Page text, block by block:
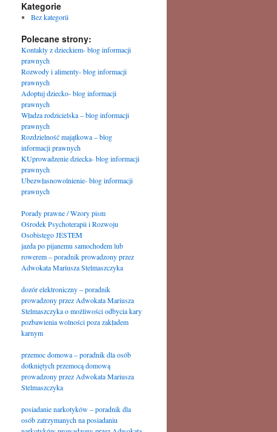
Kategorie
Bez kategorii
Polecane strony:
Kontakty z dzieckiem- blog informacji
prawnych
Rozwody i alimenty- blog informacji
prawnych
Adoptuj dziecko- blog informacji
prawnych
Władza rodzicielska – blog informacji
prawnych
Rozdzielność majątkowa – blog
informacji prawnych
KUprowadzenie dziecka- blog informacji
prawnych
Ubezwłasnowolnienie- blog informacji
prawnych
Porady prawne / Wzory pism
Ośrodek Psychoterapii i Rozwoju
Osobistego JESTEM
jazda po pijanemu samochodem lub
rowerem – poradnik prowadzony przez
Adwokata Mariusza Stelmaszczyka
dozór elektroniczny – poradnik
prowadzony przez Adwokata Mariusza
Stelmaszczyka o możliwości odbycia kary
pozbawienia wolności poza zakładem
karnym
przemoc domowa – poradnik dla osób
dotkniętych przemocą domową
prowadzony przez Adwokata Mariusza
Stelmaszczyka
posiadanie narkotyków – poradnik dla
osób zatrzymanych na posiadaniu